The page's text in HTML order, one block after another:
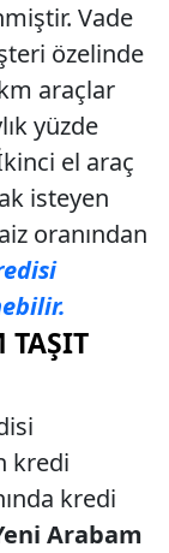
Vade
özelinde
araçlar
yüzde
el araç
isteyen
oranından
TAŞIT
kredi
kredi
Arabam